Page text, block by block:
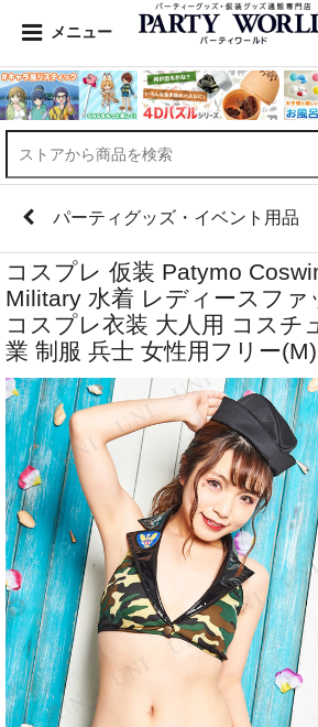
メニュー
パーティグッズ・イベント用品
コスプレ 仮装 Patymo
Military 水着 レディースファ
コスプレ衣装 大人用 コスチ
業 制服 兵士 女性用フリー(M)